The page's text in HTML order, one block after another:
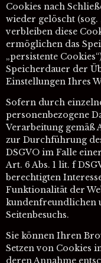
Cookies nach
wieder gelöscht (sog.
verbleiben diese
ermöglichen das
„persistente
Speicherdauer der
Einstellungen Ihres
Sofern durch
personenbezogene
Verarbeitung gemäß
zur Durchführung
DSGVO im Falle
Art. 6 Abs. 1 lit. f
berechtigten
Funktionalität der
kundenfreundlichen
Seitenbesuchs.
Sie können Ihren
Setzen von Cookies
deren Annahme